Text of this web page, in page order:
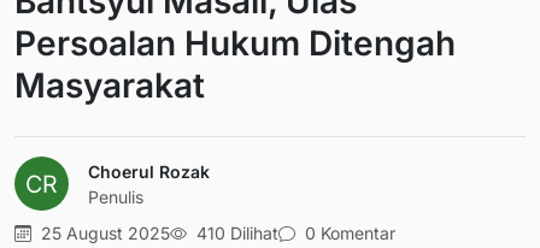
Persoalan Hukum Ditengah
Masyarakat
Choerul Rozak
Penulis
25 August 2025
410 Dilihat 0 Komentar